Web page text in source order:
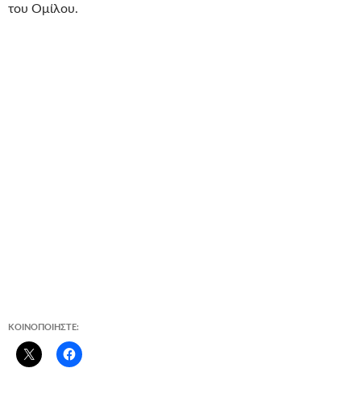
του Ομίλου.
ΚΟΙΝΟΠΟΙΉΣΤΕ: